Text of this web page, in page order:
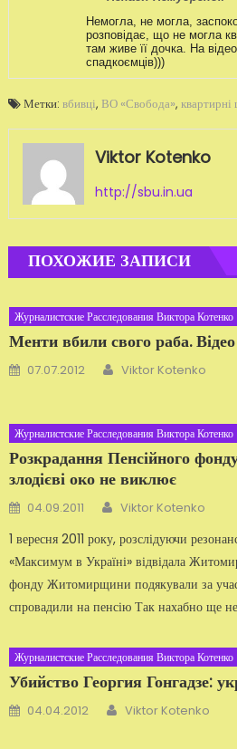
Немогла, не могла,
розповідає, що не могла
там живе її дочка. На
спадкоємців)))
Метки: вбивці, ВО «Свобода», квартирні
Viktor Kotenko
http://sbu.in.ua
ПОХОЖИЕ ЗАПИСИ
Журналистские Расследования Виктора Котенко
Менти вбили свого раба. Відео
Добавлено
07.07.2012 Автор
Viktor Kotenko
Журналистские Расследования Виктора Котенко
Розкрадання Пенсійного
злодієві око не виклює
Добавлено
04.09.2011 Автор
Viktor Kotenko
1 вересня 2011 року, розслідуючи
«Максимум в Україні» відвідала
фонду Житомирщини подякували за
спровадили на пенсію Так нахабно ще
Журналистские Расследования Виктора Котенко
Убийство Георгия Гонгадзе:
Добавлено
04.04.2012 Автор
Viktor Kotenko